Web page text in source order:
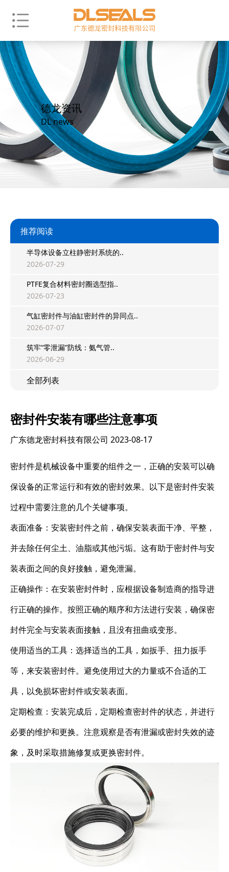
德龙资讯
DL news
推荐阅读
半导体设备立柱静密封系统的..
2026-07-29
PTFE复合材料密封圈选型指..
2026-07-23
气缸密封件与油缸密封件的异同点..
2026-07-07
筑牢“零泄漏”防线：氨气管..
2026-06-29
全部列表
密封件安装有哪些注意事项
广东德龙密封科技有限公司 2023-08-17
密封件是机械设备中重要的组件之一，正确的安装可以确
保设备的正常运行和有效的密封效果。以下是密封件安装
过程中需要注意的几个关键事项。
表面准备：安装密封件之前，确保安装表面干净、平整，
并去除任何尘土、油脂或其他污垢。这有助于密封件与安
装表面之间的良好接触，避免泄漏。
正确操作：在安装密封件时，应根据设备制造商的指导进
行正确的操作。按照正确的顺序和方法进行安装，确保密
封件完全与安装表面接触，且没有扭曲或变形。
使用适当的工具：选择适当的工具，如扳手、扭力扳手
等，来安装密封件。避免使用过大的力量或不合适的工
具，以免损坏密封件或安装表面。
定期检查：安装完成后，定期检查密封件的状态，并进行
必要的维护和更换。注意观察是否有泄漏或密封失效的迹
象，及时采取措施修复或更换密封件。